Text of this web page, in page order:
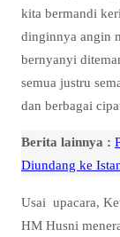
kita bermandi
dinginnya angin
bernyanyi
semua justru
dan berbagai
Berita lainnya :
Diundang ke
Usai upacara,
HM Husni